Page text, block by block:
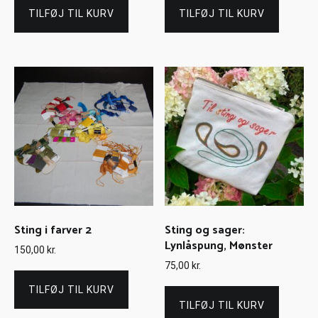
TILFØJ TIL KURV TILFØJ TIL KURV
Sting i farver 2
150,00 kr.
TILFØJ TIL KURV
Sting og sager:
Lynlåspung, Mønster
75,00 kr.
TILFØJ TIL KURV